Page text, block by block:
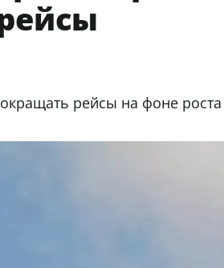
рейсы на фоне